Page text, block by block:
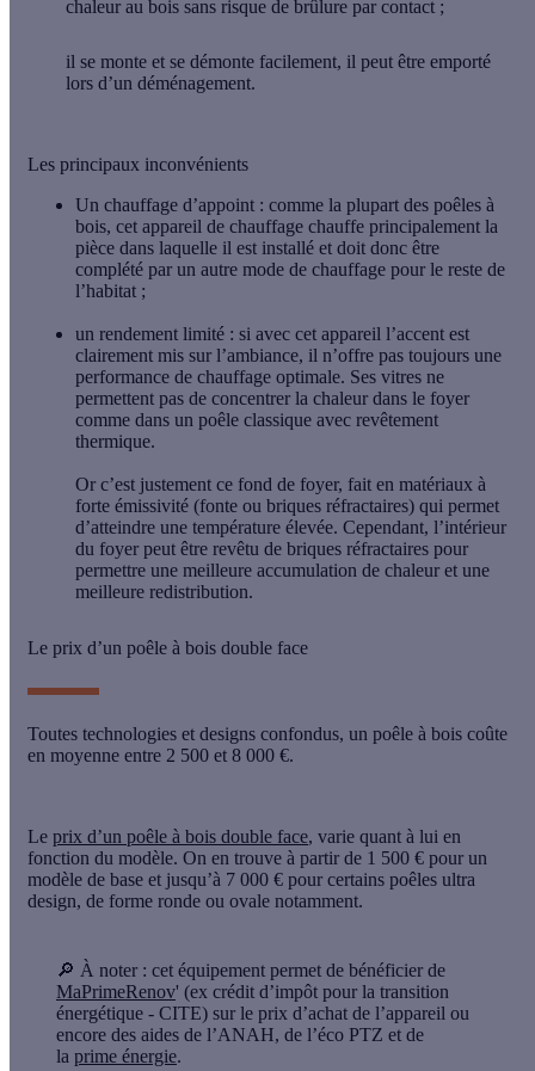
chaleur au bois sans risque de brûlure par contact ;
il se monte et se démonte facilement, il peut être emporté
lors d’un déménagement.
Les principaux inconvénients
Un chauffage d’appoint : comme la plupart des poêles à
bois, cet appareil de chauffage chauffe principalement la
pièce dans laquelle il est installé et doit donc être
complété par un autre mode de chauffage pour le reste de
l’habitat ;
un rendement limité : si avec cet appareil l’accent est
clairement mis sur l’ambiance, il n’offre pas toujours une
performance de chauffage optimale. Ses vitres ne
permettent pas de concentrer la chaleur dans le foyer
comme dans un poêle classique avec revêtement
thermique.
Or c’est justement ce fond de foyer, fait en matériaux à
forte émissivité (fonte ou briques réfractaires) qui permet
d’atteindre une température élevée. Cependant, l’intérieur
du foyer peut être revêtu de briques réfractaires pour
permettre une meilleure accumulation de chaleur et une
meilleure redistribution.
Le prix d’un poêle à bois double face
Toutes technologies et designs confondus, un poêle à bois coûte
en moyenne entre 2 500 et 8 000 €.
Le prix d’un poêle à bois double face, varie quant à lui en
fonction du modèle. On en trouve à partir de 1 500 € pour un
modèle de base et jusqu’à 7 000 € pour certains poêles ultra
design, de forme ronde ou ovale notamment.
🔎 À noter : cet équipement permet de bénéficier de
MaPrimeRenov' (ex crédit d’impôt pour la transition
énergétique - CITE) sur le prix d’achat de l’appareil ou
encore des aides de l’ANAH, de l’éco PTZ et de
la prime énergie.